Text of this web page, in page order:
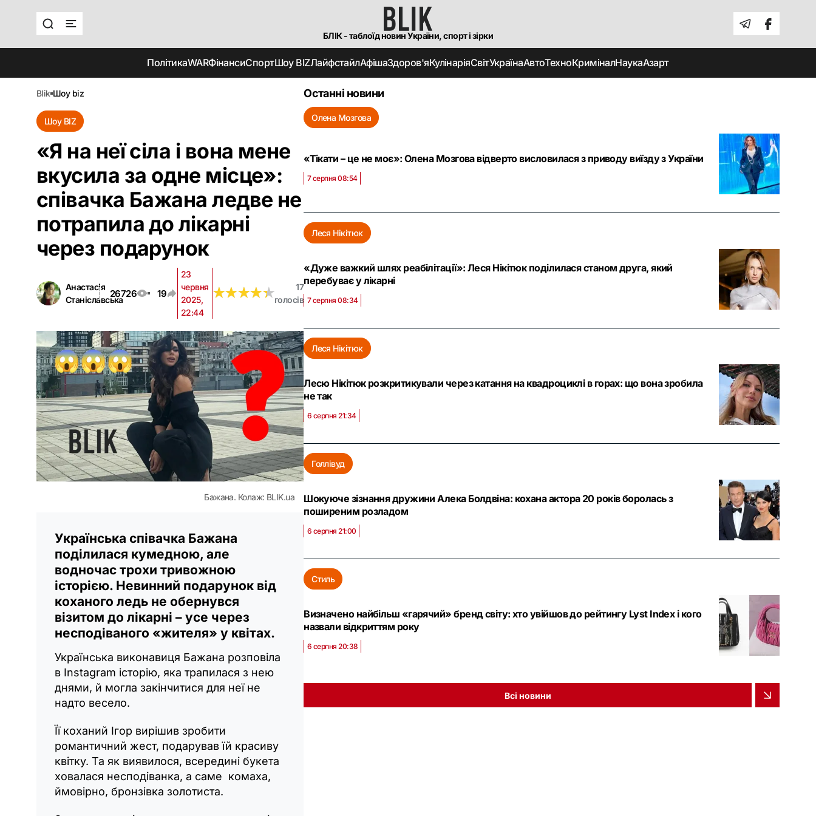
БЛІК - таблоїд новин України, спорт і зірки
ПолітикаWARФінансиСпортШоу BIZЛайфстайлАфішаЗдоров'яКулінаріяСвітУкраїнаАвтоТехноКриміналНаукаАзарт
blik шоу biz
Шоу BIZ
«Я на неї сіла і вона мене
вкусила за одне місце»:
співачка Бажана ледве не
потрапила до лікарні
через подарунок
Анастасія
Станіславська
26726 19
23
червня
2025,
22:44
★★★★★
★★★★★
17
голосів
Бажана. Колаж: BLIK.ua
Українська співачка Бажана
поділилася кумедною, але
водночас трохи тривожною
історією. Невинний подарунок від
коханого ледь не обернувся
візитом до лікарні – усе через
несподіваного «жителя» у квітах.
Українська виконавиця Бажана розповіла
в Instagram історію, яка трапилася з нею
днями, й могла закінчитися для неї не
надто весело.
Її коханий Ігор вирішив зробити
романтичний жест, подарував їй красиву
квітку. Та як виявилося, всередині букета
ховалася несподіванка, а саме комаха,
ймовірно, бронзівка золотиста.
Останні новини
Олена Мозгова
«Тікати – це не моє»: Олена Мозгова відверто висловилася з приводу виїзду з України
7 серпня 08:54
Леся Нікітюк
«Дуже важкий шлях реабілітації»: Леся Нікітюк поділилася станом друга, який
перебуває у лікарні
7 серпня 08:34
Леся Нікітюк
Лесю Нікітюк розкритикували через катання на квадроциклі в горах: що вона зробила
не так
6 серпня 21:34
Голлівуд
Шокуюче зізнання дружини Алека Болдвіна: кохана актора 20 років боролась з
поширеним розладом
6 серпня 21:00
Стиль
Визначено найбільш «гарячий» бренд світу: хто увійшов до рейтингу Lyst Index і кого
назвали відкриттям року
6 серпня 20:38
Всі новини